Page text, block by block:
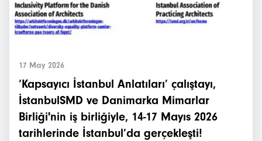
17 May 2026
‘Kapsayıcı İstanbul Anlatıları’ çalıştayı,
İstanbulSMD ve Danimarka Mimarlar
Birliği'nin iş birliğiyle, 14-17 Mayıs 2026
tarihlerinde İstanbul’da gerçekleşti!